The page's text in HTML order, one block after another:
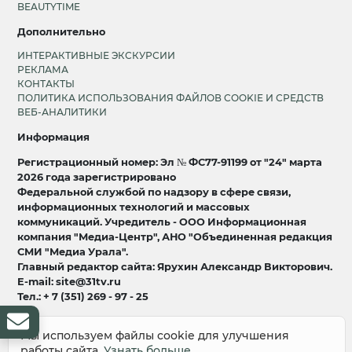
BEAUTYTIME
Дополнительно
ИНТЕРАКТИВНЫЕ ЭКСКУРСИИ
РЕКЛАМА
КОНТАКТЫ
ПОЛИТИКА ИСПОЛЬЗОВАНИЯ ФАЙЛОВ COOKIE И СРЕДСТВ
ВЕБ-АНАЛИТИКИ
Информация
Регистрационный номер: Эл № ФС77-91199 от "24" марта
2026 года зарегистрировано
Федеральной службой по надзору в сфере связи,
информационных технологий и массовых
коммуникаций. Учредитель - ООО Информационная
компания "Медиа-Центр", АНО "Объединенная редакция
СМИ "Медиа Урала".
Главный редактор сайта: Ярухин Александр Викторович.
E-mail: site@31tv.ru
Тел.: + 7 (351) 269 - 97 - 25
18+
Мы используем файлы cookie для улучшения